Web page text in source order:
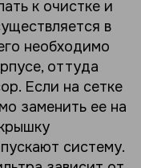
к очистке и
в
необходимо
оттуда
Если на сетке
заменить ее на
систему.